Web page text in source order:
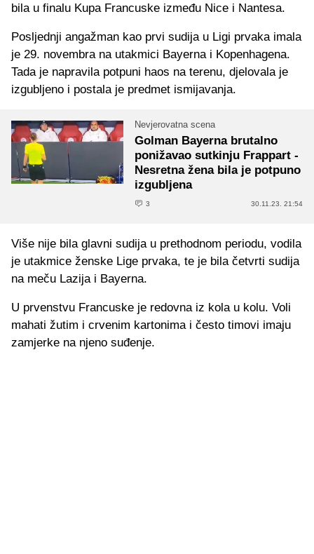
bila u finalu Kupa Francuske između Nice i Nantesa.
Posljednji angažman kao prvi sudija u Ligi prvaka imala
je 29. novembra na utakmici Bayerna i Kopenhagena.
Tada je napravila potpuni haos na terenu, djelovala je
izgubljeno i postala je predmet ismijavanja.
Nevjerovatna scena
Golman Bayerna brutalno
ponižavao sutkinju Frappart -
Nesretna žena bila je potpuno
izgubljena
3 30.11.23. 21:54
Više nije bila glavni sudija u prethodnom periodu, vodila
je utakmice ženske Lige prvaka, te je bila četvrti sudija
na meču Lazija i Bayerna.
U prvenstvu Francuske je redovna iz kola u kolu. Voli
mahati žutim i crvenim kartonima i često timovi imaju
zamjerke na njeno suđenje.